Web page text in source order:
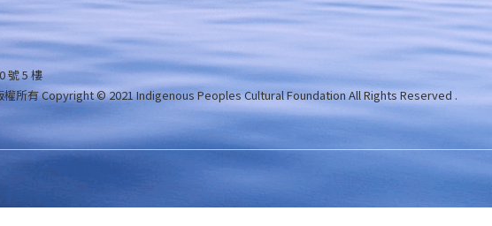
號 5 樓
權所有Copyright © 2021 Indigenous Peoples Cultural Foundation All Rights Reserved .